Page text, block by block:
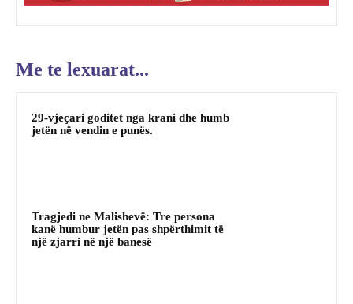
Me te lexuarat...
29-vjeçari goditet nga krani dhe humb
jetën në vendin e punës.
Tragjedi ne Malishevë: Tre persona
kanë humbur jetën pas shpërthimit të
një zjarri në një banesë